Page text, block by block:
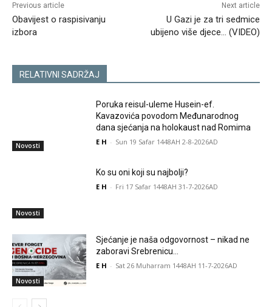
Previous article
Obavijest o raspisivanju
izbora
Next article
U Gazi je za tri sedmice
ubijeno više djece… (VIDEO)
RELATIVNI SADRŽAJ
Novosti
Poruka reisul-uleme Husein-ef.
Kavazovića povodom Međunarodnog
dana sjećanja na holokaust nad Romima
E H - Sun 19 Safar 1448AH 2-8-2026AD
Novosti
Ko su oni koji su najbolji?
E H - Fri 17 Safar 1448AH 31-7-2026AD
Novosti
Sjećanje je naša odgovornost – nikad ne
zaboravi Srebrenicu…
E H - Sat 26 Muharram 1448AH 11-7-2026AD